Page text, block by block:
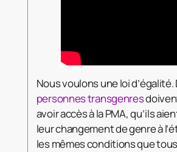
Nous voulons une loi d’égalité.
personnes transgenres
avoir accès à la PMA, qu’ils
leur changement de genre à
les mêmes conditions que